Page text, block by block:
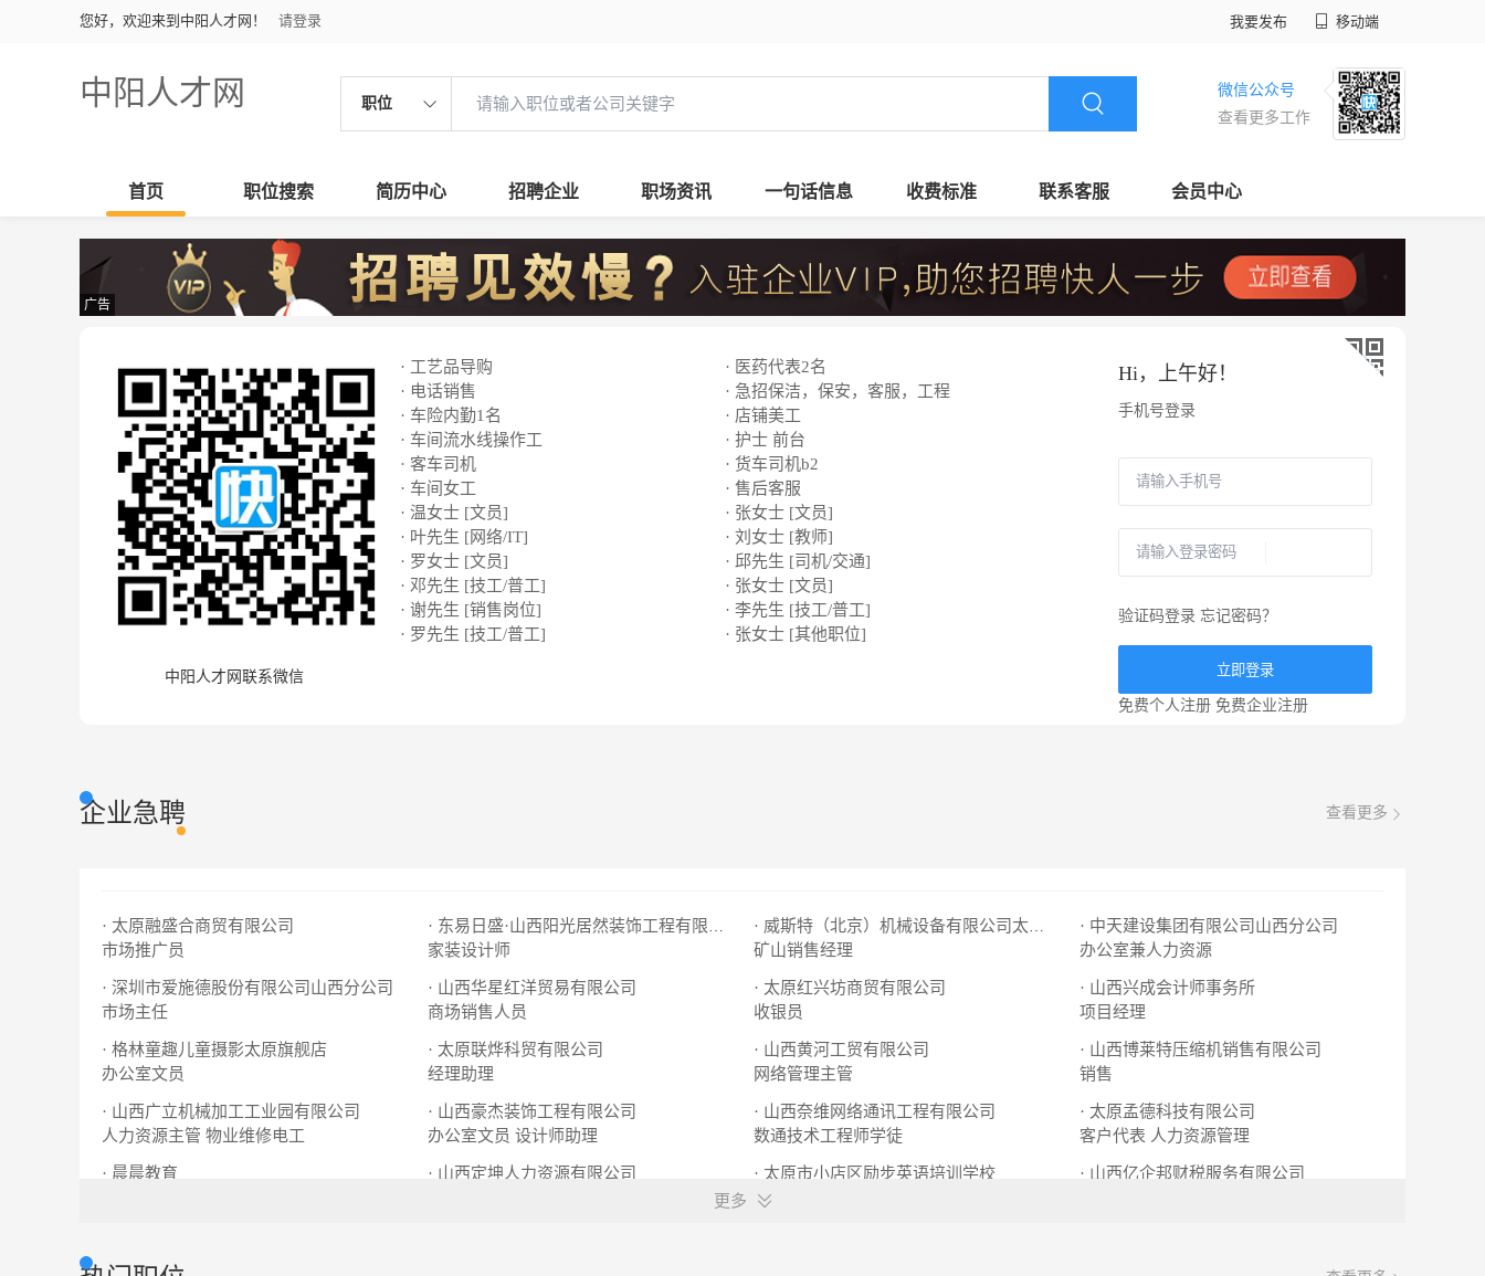
您好，欢迎来到中阳人才网！ 请登录 我要发布 移动端
中阳人才网 职位
微信公众号
查看更多工作
首页 职位搜索 简历中心 招聘企业 职场资讯 一句话信息 收费标准 联系客服 会员中心
广告
中阳人才网联系微信
· 工艺品导购
· 医药代表2名
· 电话销售
· 急招保洁，保安，客服，工程
· 车险内勤1名
· 店铺美工
· 车间流水线操作工
· 护士 前台
· 客车司机
· 货车司机b2
· 车间女工
· 售后客服
· 温女士 [文员]
· 张女士 [文员]
· 叶先生 [网络/IT]
· 刘女士 [教师]
· 罗女士 [文员]
· 邱先生 [司机/交通]
· 邓先生 [技工/普工]
· 张女士 [文员]
· 谢先生 [销售岗位]
· 李先生 [技工/普工]
· 罗先生 [技工/普工]
· 张女士 [其他职位]
Hi， 上午好！
手机号登录
验证码登录 忘记密码？
立即登录
免费个人注册 免费企业注册
企业急聘 查看更多
· 太原融盛合商贸有限公司
市场推广员
· 东易日盛·山西阳光居然装饰工程有限公司
家装设计师
· 威斯特（北京）机械设备有限公司太原分公司
矿山销售经理
· 中天建设集团有限公司山西分公司
办公室兼人力资源
· 深圳市爱施德股份有限公司山西分公司
市场主任
· 山西华星红洋贸易有限公司
商场销售人员
· 太原红兴坊商贸有限公司
收银员
· 山西兴成会计师事务所
项目经理
· 格林童趣儿童摄影太原旗舰店
办公室文员
· 太原联烨科贸有限公司
经理助理
· 山西黄河工贸有限公司
网络管理主管
· 山西博莱特压缩机销售有限公司
销售
· 山西广立机械加工工业园有限公司
人力资源主管 物业维修电工
· 山西豪杰装饰工程有限公司
办公室文员 设计师助理
· 山西奈维网络通讯工程有限公司
数通技术工程师学徒
· 太原孟德科技有限公司
客户代表 人力资源管理
· 晨晨教育
· 山西定坤人力资源有限公司
· 太原市小店区励步英语培训学校
幼儿英语教师
· 山西亿企邦财税服务有限公司
更多